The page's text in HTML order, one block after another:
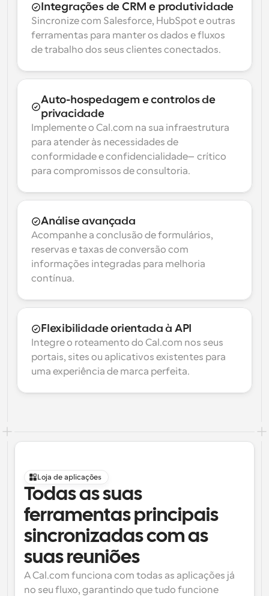
Integrações de CRM e produtividade
Sincronize com Salesforce, HubSpot e outras
ferramentas para manter os dados e fluxos
de trabalho dos seus clientes conectados.
Auto-hospedagem e controlos de
privacidade
Implemente o Cal.com na sua infraestrutura
para atender às necessidades de
conformidade e confidencialidade—crítico
para compromissos de consultoria.
Análise avançada
Acompanhe a conclusão de formulários,
reservas e taxas de conversão com
informações integradas para melhoria
contínua.
Flexibilidade orientada à API
Integre o roteamento do Cal.com nos seus
portais, sites ou aplicativos existentes para
uma experiência de marca perfeita.
Loja de aplicações
Todas as suas
ferramentas principais
sincronizadas com as
suas reuniões
A Cal.com funciona com todas as aplicações já
no seu fluxo, garantindo que tudo funcione